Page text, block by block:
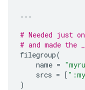
...
# Needed just
# and made
filegroup(
name =
srcs = [
)